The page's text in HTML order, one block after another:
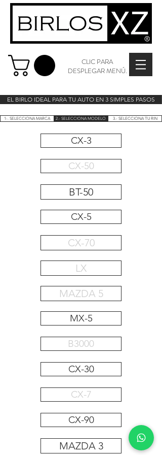
CLIC PARA
DESPLEGAR MENÚ.
EL BIRLO IDEAL PARA TU AUTO EN 3 SIMPLES PASOS
1-. SELECCIONA MARCA 2.- SELECCIONA MODELO 3.- SELECCIONA TU RIN
CX-3
CX-50
BT-50
CX-5
CX-70
LX
MAZDA 5
MX-5
B3000
CX-30
CX-7
CX-90
MAZDA 3